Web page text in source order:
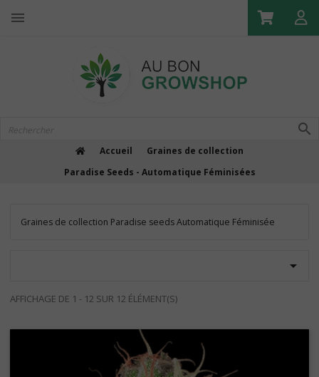

Accueil
Graines de collection
Paradise Seeds - Automatique Féminisées
Graines de collection Paradise seeds Automatique Féminisée

AFFICHAGE DE 1 - 12 SUR 12 ÉLÉMENT(S)